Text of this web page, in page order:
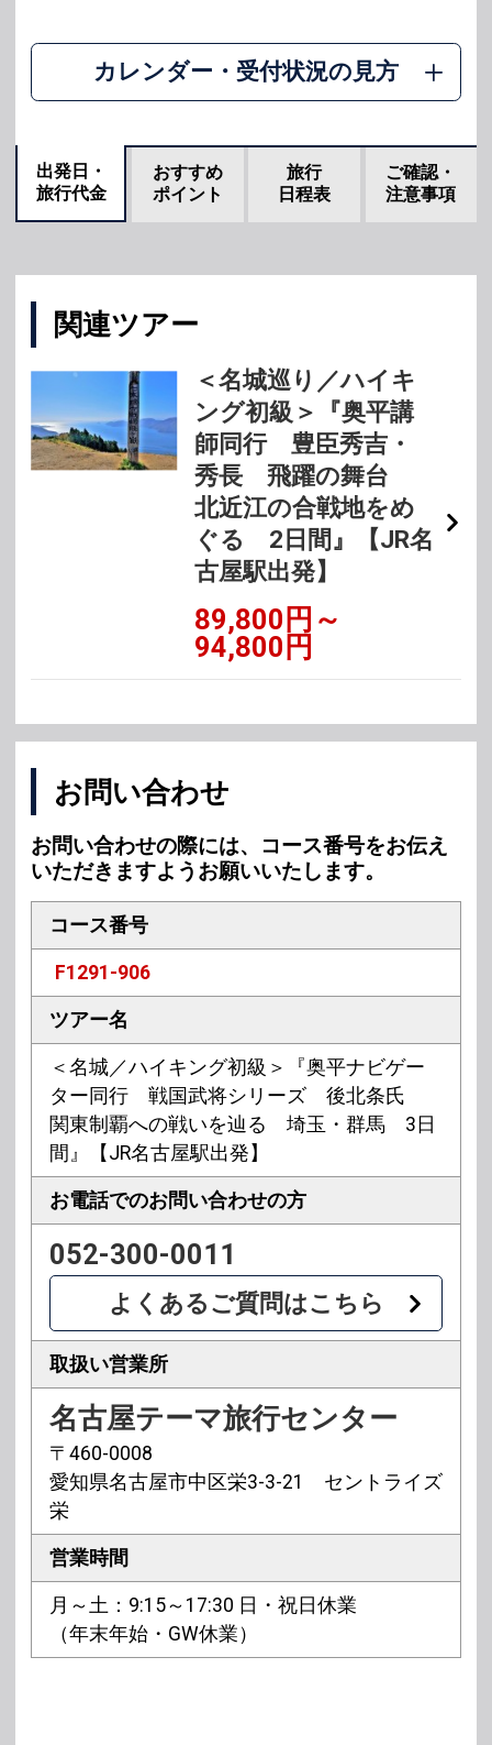
カレンダー・受付状況の見方
出発日・
旅行代金
おすすめ
ポイント
旅行
日程表
ご確認・
注意事項
関連ツアー
＜名城巡り／ハイキ
ング初級＞『奥平講
師同行 豊臣秀吉・
秀長 飛躍の舞台
北近江の合戦地をめ
ぐる 2日間』【JR名
古屋駅出発】
89,800円～
94,800円
お問い合わせ
お問い合わせの際には、コース番号をお伝え
いただきますようお願いいたします。
コース番号
F1291-906
ツアー名
＜名城／ハイキング初級＞『奥平ナビゲー
ター同行 戦国武将シリーズ 後北条氏
関東制覇への戦いを辿る 埼玉・群馬 3日
間』【JR名古屋駅出発】
お電話でのお問い合わせの方
052-300-0011
よくあるご質問はこちら
取扱い営業所
名古屋テーマ旅行センター
〒460-0008
愛知県名古屋市中区栄3-3-21 セントライズ
栄
営業時間
月～土：9:15～17:30 日・祝日休業
（年末年始・GW休業）